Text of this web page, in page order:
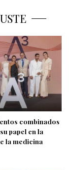
combinados
papel en la
la medicina